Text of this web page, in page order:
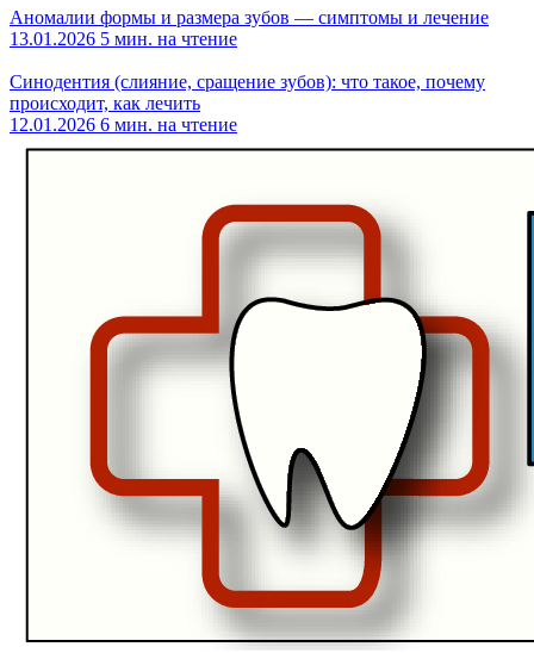
Аномалии формы и размера зубов — симптомы и лечение
13.01.2026 5 мин. на чтение
Синодентия (слияние, сращение зубов): что такое, почему
происходит, как лечить
12.01.2026 6 мин. на чтение